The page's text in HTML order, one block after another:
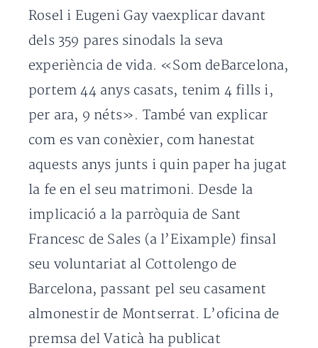
Rosel i Eugeni Gay vaexplicar davant
dels 359 pares sinodals la seva
experiència de vida. «Som deBarcelona,
portem 44 anys casats, tenim 4 fills i,
per ara, 9 néts». També van explicar
com es van conèxier, com hanestat
aquests anys junts i quin paper ha jugat
la fe en el seu matrimoni. Desde la
implicació a la parròquia de Sant
Francesc de Sales (a l’Eixample) finsal
seu voluntariat al Cottolengo de
Barcelona, passant pel seu casament
almonestir de Montserrat. L’oficina de
premsa del Vaticà ha publicat